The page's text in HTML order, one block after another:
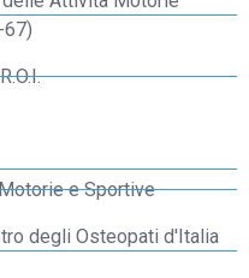
e Sportive
degli Osteopati d'Italia
Alessandro la Torre.
tue domande su